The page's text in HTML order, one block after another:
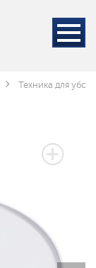
Техника для